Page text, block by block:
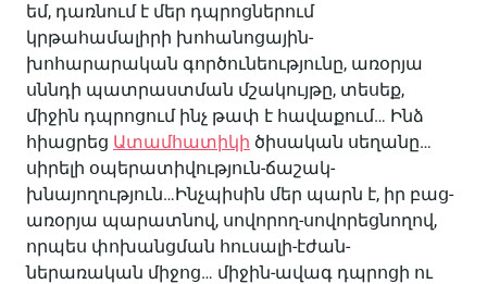
եմ, դառնում է մեր դպրոցներում
կրթահամալիրի խոհանոցային-
խոհարարական գործունեությունը, առօրյա
սննդի պատրաստման մշակույթը, տեսեք,
միջին դպրոցում ինչ թափ է հավաքում… Ինձ
հիացրեց Ատամհատիկի ծիսական սեղանը…
սիրելի օպերատիվություն-ճաշակ-
խնայողություն…Ինչպիսին մեր պարն է, իր բաց-
առօրյա պարատնով, սովորող-սովորեցնողով,
որպես փոխանցման հուսալի-էժան-
ներառական միջոց… միջին-ավագ դպրոցի ու